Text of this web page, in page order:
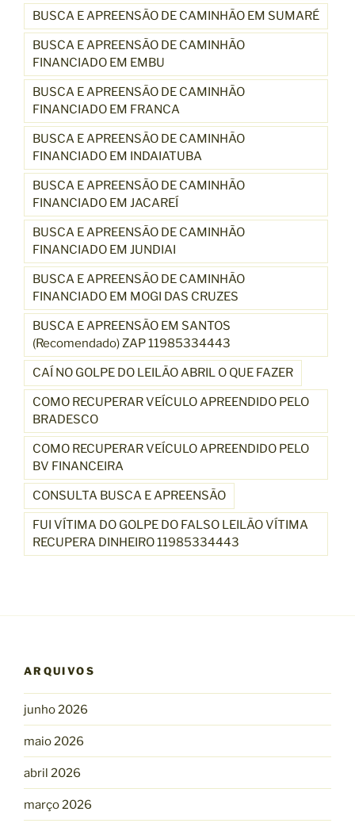
BUSCA E APREENSÃO DE CAMINHÃO EM SUMARÉ
BUSCA E APREENSÃO DE CAMINHÃO
FINANCIADO EM EMBU
BUSCA E APREENSÃO DE CAMINHÃO
FINANCIADO EM FRANCA
BUSCA E APREENSÃO DE CAMINHÃO
FINANCIADO EM INDAIATUBA
BUSCA E APREENSÃO DE CAMINHÃO
FINANCIADO EM JACAREÍ
BUSCA E APREENSÃO DE CAMINHÃO
FINANCIADO EM JUNDIAI
BUSCA E APREENSÃO DE CAMINHÃO
FINANCIADO EM MOGI DAS CRUZES
BUSCA E APREENSÃO EM SANTOS
(Recomendado) ZAP 11985334443
CAÍ NO GOLPE DO LEILÃO ABRIL O QUE FAZER
COMO RECUPERAR VEÍCULO APREENDIDO PELO
BRADESCO
COMO RECUPERAR VEÍCULO APREENDIDO PELO
BV FINANCEIRA
CONSULTA BUSCA E APREENSÃO
FUI VÍTIMA DO GOLPE DO FALSO LEILÃO VÍTIMA
RECUPERA DINHEIRO 11985334443
ARQUIVOS
junho 2026
maio 2026
abril 2026
março 2026